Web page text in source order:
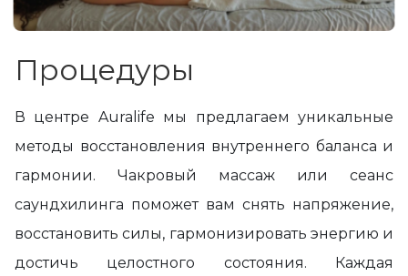
Процедуры
В центре Auralife мы предлагаем уникальные
методы восстановления внутреннего баланса и
гармонии. Чакровый массаж или сеанс
саундхилинга поможет вам снять напряжение,
восстановить силы, гармонизировать энергию и
достичь целостного состояния. Каждая